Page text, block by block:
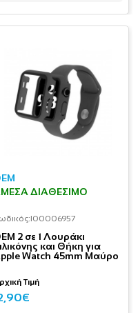
ΔΙΑΘΈΣΙΜΟ
I00006957
2 σε 1 Λουράκι
και Θήκη για
Watch 45mm Μαύρο
Τιμή